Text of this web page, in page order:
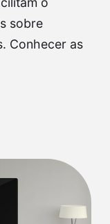
sobre
Conhecer as